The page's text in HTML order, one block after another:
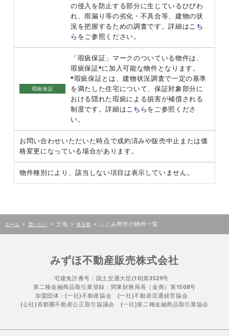
の侵入を防止する部分に生じているひびわ
れ、雨漏り等の劣化・不具合等、建物の状
況を把握するための調査です。詳細は こち
ら をご参照ください。
瑕疵保証
「瑕疵保証」マークのついている物件は、
瑕疵保証*に加入可能な物件となります。
*瑕疵保証とは、建物状況調査で一定の基準
を満たした住宅について、保証対象部分に
おける隠れた瑕疵による損害が補償される
制度です。詳細は こちら をご参照くださ
い。
お問い合わせいただいた時点で成約済みや販売中止または価
格変更になっている場合があります。
物件種別により、該当しない項目は表示していません。
ホーム > 買いたい > 土地 > 埼玉県 > ふじみ野市の物件一覧
みずほ不動産販売株式会社
宅建免許番号：国土交通大臣(10)第3529号
第二種金融商品取引業登録：関東財務局長（金商）第1508号
加盟団体：(一社)不動産協会 (一社)不動産流通経営協会
(公社)首都圏不動産公正取引協議会 (一社)第二種金融商品取引業協会